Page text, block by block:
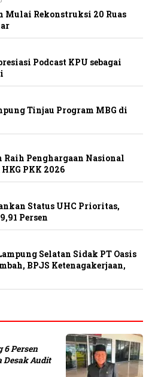
Mulai Rekonstruksi 20 Ruas
Podcast KPU sebagai
Tinjau Program MBG di
Raih Penghargaan Nasional
PKK 2026
Status UHC Prioritas,
Persen
Selatan Sidak PT Oasis
BPJS Ketenagakerjaan,
6 Persen
Desak Audit